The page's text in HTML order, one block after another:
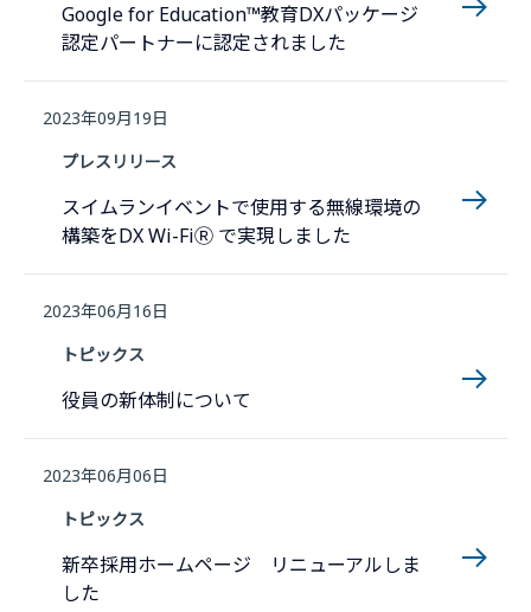
Google for Education™教育DXパッケージ
認定パートナーに認定されました
2023年09月19日
プレスリリース
スイムランイベントで使用する無線環境の
構築をDX Wi-FiⓇ で実現しました
2023年06月16日
トピックス
役員の新体制について
2023年06月06日
トピックス
新卒採用ホームページ リニューアルしま
した